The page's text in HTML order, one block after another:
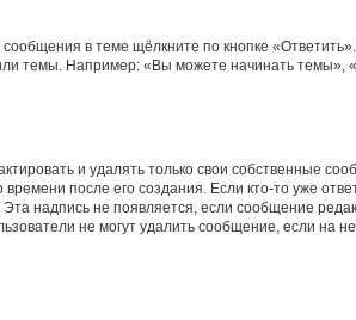
в теме щёлкните по кнопке
темы. Например: «Вы можете начинать темы»,
и удалять только свои собственные
после его создания. Если кто-то уже
надпись не появляется, если сообщение
не могут удалить сообщение, если на